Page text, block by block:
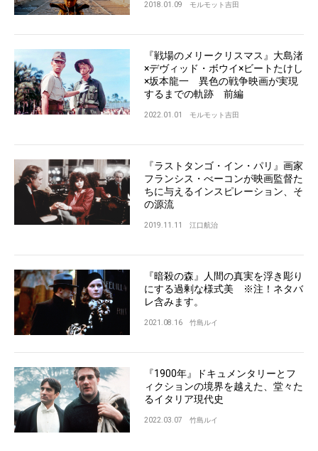
2018.01.09 モルモット吉田
『戦場のメリークリスマス』大島渚
×デヴィッド・ボウイ×ビートたけし
×坂本龍一 異色の戦争映画が実現
するまでの軌跡 前編
2022.01.01 モルモット吉田
『ラストタンゴ・イン・パリ』画家
フランシス・べーコンが映画監督た
ちに与えるインスピレーション、そ
の源流
2019.11.11 江口航治
『暗殺の森』人間の真実を浮き彫り
にする過剰な様式美 ※注！ネタバ
レ含みます。
2021.08.16 竹島ルイ
『1900年』ドキュメンタリーとフ
ィクションの境界を越えた、堂々た
るイタリア現代史
2022.03.07 竹島ルイ